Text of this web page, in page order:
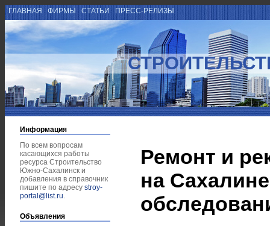
ГЛАВНАЯ ФИРМЫ СТАТЬИ ПРЕСС-РЕЛИЗЫ
Информация
По всем вопросам
касающихся работы
ресурса Строительство
Южно-Сахалинск и
добавления в справочник
пишите по адресу stroy-
portal@list.ru.
Объявления
Ремонт и
на